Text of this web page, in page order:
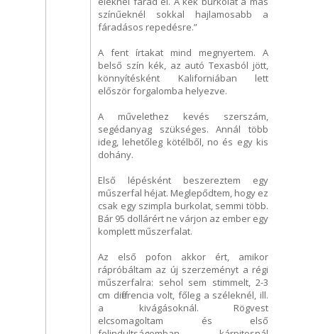
színűeknél sokkal hajlamosabb a
fáradásos repedésre.”
A fent írtakat mind megnyertem. A
belső szín kék, az autó Texasból jött,
könnyítésként Kaliforniában lett
először forgalomba helyezve.
A művelethez kevés szerszám,
segédanyag szükséges. Annál több
ideg, lehetőleg kötélből, no és egy kis
dohány.
Első lépésként beszereztem egy
műszerfal héjat. Meglepődtem, hogy ez
csak egy szimpla burkolat, semmi több.
Bár 95 dollárért ne várjon az ember egy
komplett műszerfalat.
Az első pofon akkor ért, amikor
rápróbáltam az új szerzeményt a régi
műszerfalra: sehol sem stimmelt, 2-3
cm differencia volt, főleg a széleknél, ill.
a kivágásoknál. Rögvest
elcsomagoltam és első